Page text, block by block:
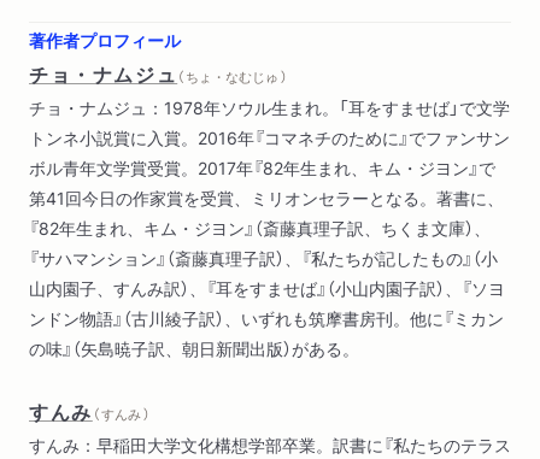
訳者あとがき
著作者プロフィール
チョ・ナムジュ （ ちょ・なむじゅ ）
チョ・ナムジュ：1978年ソウル生まれ。「耳をすませば」で文学
トンネ小説賞に入賞。2016年『コマネチのために』でファンサン
ボル青年文学賞受賞。2017年『82年生まれ、キム・ジヨン』で
第41回今日の作家賞を受賞、ミリオンセラーとなる。著書に、
『82年生まれ、キム・ジヨン』（斎藤真理子訳、ちくま文庫）、
『サハマンション』（斎藤真理子訳）、『私たちが記したもの』（小
山内園子、すんみ訳）、『耳をすませば』（小山内園子訳）、『ソヨ
ンドン物語』（古川綾子訳）、いずれも筑摩書房刊。他に『ミカン
の味』（矢島暁子訳、朝日新聞出版）がある。
すんみ （ すんみ ）
すんみ：早稲田大学文化構想学部卒業。訳書に『私たちのテラス